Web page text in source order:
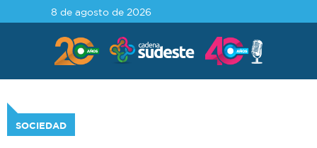
8 de agosto de 2026
SOCIEDAD